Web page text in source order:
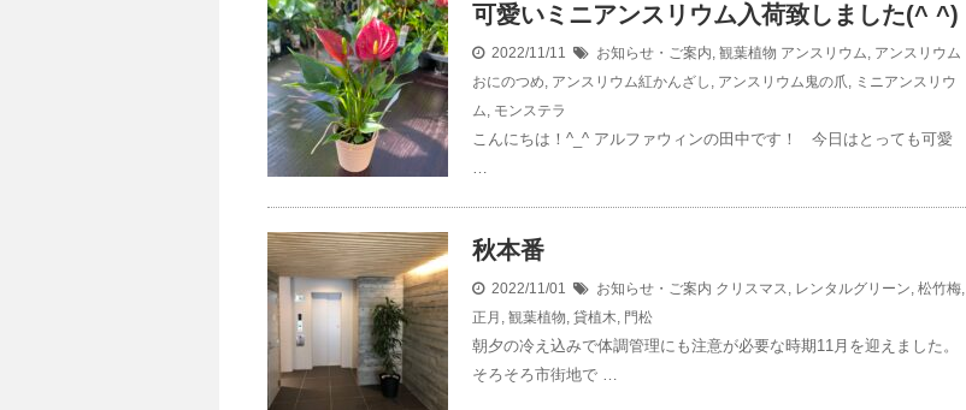
可愛いミニアンスリウム入荷致しました(^ ^)
2022/11/11 お知らせ・ご案内, 観葉植物 アンスリウム, アンスリウム
おにのつめ, アンスリウム紅かんざし , アンスリウム鬼の爪, ミニアンスリウ
ム, モンステラ
こんにちは！^_^ アルファウィンの田中です！ 今日はとっても可愛
…
秋本番
2022/11/01 お知らせ・ご案内 クリスマス, レンタルグリーン, 松竹梅,
正月 , 観葉植物, 貸植木, 門松
朝夕の冷え込みで体調管理にも注意が必要な時期11月を迎えました。
そろそろ市街地で …